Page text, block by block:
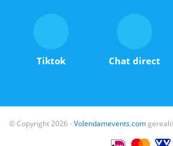
Tiktok Chat direct
© Copyright 2026 -Volendamevents.com